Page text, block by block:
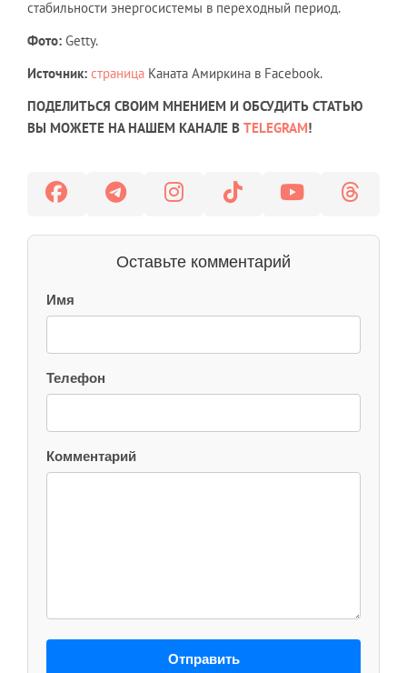
стабильности энергосистемы в переходный период.
Фото: Getty.
Источник: страница Каната Амиркина в Facebook.
ПОДЕЛИТЬСЯ СВОИМ МНЕНИЕМ И ОБСУДИТЬ СТАТЬЮ
ВЫ МОЖЕТЕ НА НАШЕМ КАНАЛЕ В TELEGRAM!
Оставьте комментарий
Имя
Телефон
Комментарий
Отправить